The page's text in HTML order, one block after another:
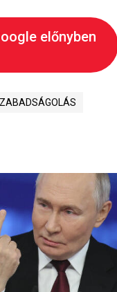
előnyben